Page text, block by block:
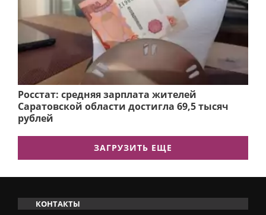
Росстат: средняя зарплата жителей
Саратовской области достигла 69,5 тысяч
рублей
ЗАГРУЗИТЬ ЕЩЕ
КОНТАКТЫ